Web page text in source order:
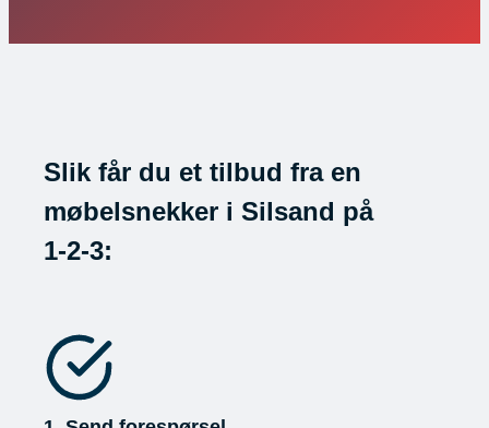
Slik får du et tilbud fra en
møbelsnekker i Silsand på
1-2-3: